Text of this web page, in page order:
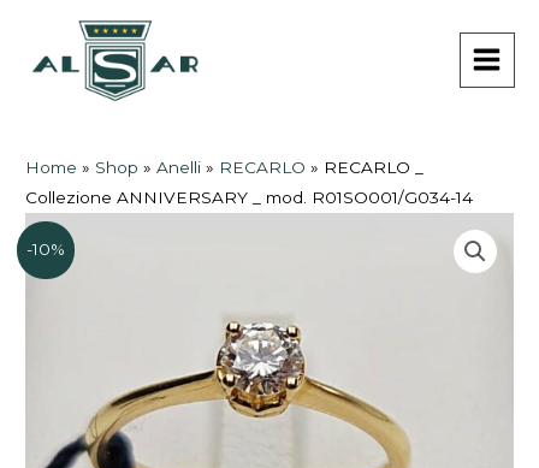
contenuto
Home » Shop »Anelli » RECARLO » RECARLO _
Collezione ANNIVERSARY _ mod. R01SO001/G034-14
-10%